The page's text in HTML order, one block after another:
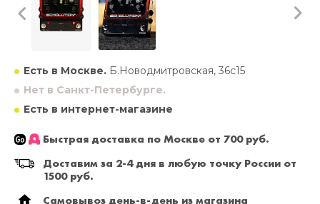
Есть в Москве. Б.Новодмитровская, 36с15
Нет в Санкт-Петербурге.
Есть в интернет-магазине
Быстрая доставка по Москве от 700 руб.
Доставим за 2-4 дня в любую точку России от
1500 руб.
Самовывоз день-в-день из магазина